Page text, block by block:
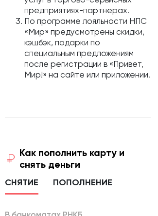
предприятиях-партнерах.
По программе лояльности НПС
«Мир» предусмотрены скидки,
кэшбэк, подарки по
специальным предложениям
после регистрации в «Привет,
Мир!» на сайте или приложении.
Как пополнить карту и
снять деньги
СНЯТИЕ ПОПОЛНЕНИЕ